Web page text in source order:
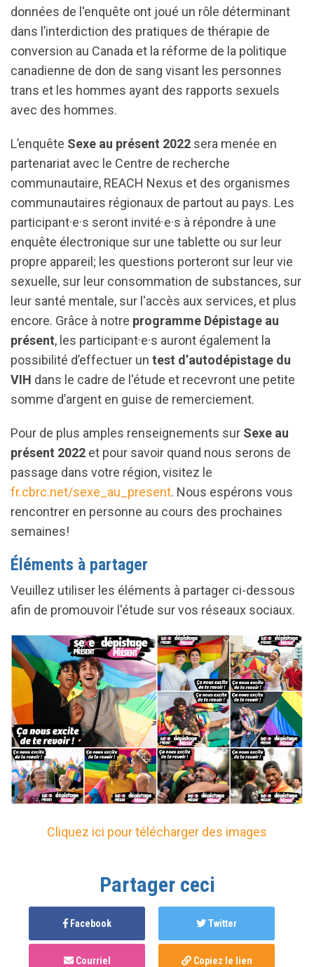
données de l'enquête ont joué un rôle déterminant
dans l’interdiction des pratiques de thérapie de
conversion au Canada et la réforme de la politique
canadienne de don de sang visant les personnes
trans et les hommes ayant des rapports sexuels
avec des hommes.
L’enquête Sexe au présent 2022 sera menée en
partenariat avec le Centre de recherche
communautaire, REACH Nexus et des organismes
communautaires régionaux de partout au pays. Les
participant·e·s seront invité·e·s à répondre à une
enquête électronique sur une tablette ou sur leur
propre appareil; les questions porteront sur leur vie
sexuelle, sur leur consommation de substances, sur
leur santé mentale, sur l'accès aux services, et plus
encore. Grâce à notre programme Dépistage au
présent, les participant·e·s auront également la
possibilité d’effectuer un test d’autodépistage du
VIH dans le cadre de l'étude et recevront une petite
somme d’argent en guise de remerciement.
Pour de plus amples renseignements sur Sexe au
présent 2022 et pour savoir quand nous serons de
passage dans votre région, visitez le
fr.cbrc.net/sexe_au_present. Nous espérons vous
rencontrer en personne au cours des prochaines
semaines!
Éléments à partager
Veuillez utiliser les éléments à partager ci-dessous
afin de promouvoir l'étude sur vos réseaux sociaux.
Cliquez ici pour télécharger des images
Partager ceci
Facebook Twitter
Courriel Copiez le lien